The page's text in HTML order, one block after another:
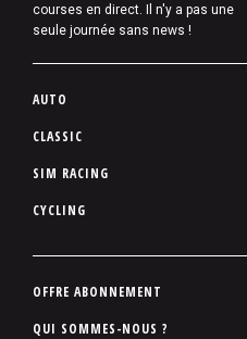
courses en direct. Il n'y a pas une
seule journée sans news !
P
d
d
p
e
AUTO
CLASSIC
SIM RACING
CYCLING
P
OFFRE ABONNEMENT
QUI SOMMES-NOUS ?